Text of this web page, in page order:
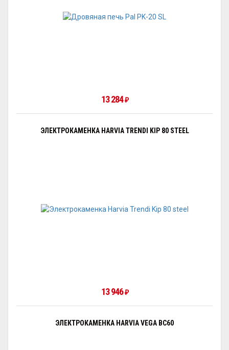
13 284₽
ЭЛЕКТРОКАМЕНКА HARVIA TRENDI KIP 80 STEEL
13 946₽
ЭЛЕКТРОКАМЕНКА HARVIA VEGA BC60